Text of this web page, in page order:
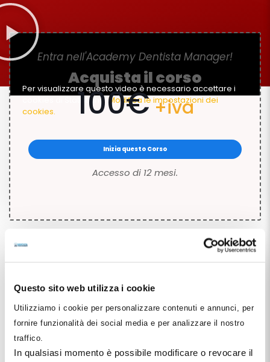
Questo sito web utilizza i cookie
Utilizziamo i cookie per personalizzare contenuti e annunci, per
fornire funzionalità dei social media e per analizzare il nostro
traffico.
In qualsiasi momento è possibile modificare o revocare il
Descrizione del Corso
Le persone rappresentano il vero valore di una impresa del
Per visualizzare questo video è necessario accettare i
cookies di Statistiche. Modifica le impostazioni dei
cookies.
Entra nell'Academy Dentista Manager!
Acquista il corso
100€+iva
Inizia questo Corso
Accesso di 12 mesi.